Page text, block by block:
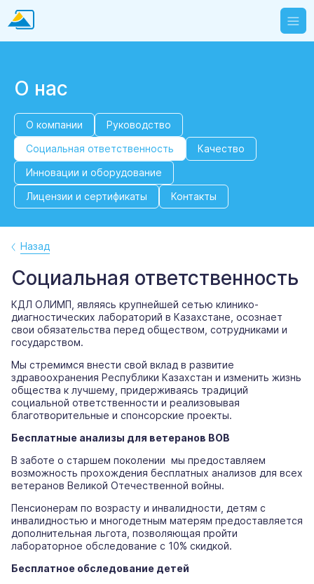
О нас
О компании
Руководство
Социальная ответственность
Качество
Инновации и оборудование
Лицензии и сертификаты
Контакты
Назад
Социальная ответственность
КДЛ ОЛИМП, являясь крупнейшей сетью клинико-
диагностических лабораторий в Казахстане, осознает
свои обязательства перед обществом, сотрудниками и
государством.
Мы стремимся внести свой вклад в развитие
здравоохранения Республики Казахстан и изменить жизнь
общества к лучшему, придерживаясь традиций
социальной ответственности и реализовывая
благотворительные и спонсорские проекты.
Бесплатные анализы для ветеранов ВОВ
В заботе о старшем поколении мы предоставляем
возможность прохождения бесплатных анализов для всех
ветеранов Великой Отечественной войны.
Пенсионерам по возрасту и инвалидности, детям с
инвалидностью и многодетным матерям предоставляется
дополнительная льгота, позволяющая пройти
лабораторное обследование с 10% скидкой.
Бесплатное обследование детей